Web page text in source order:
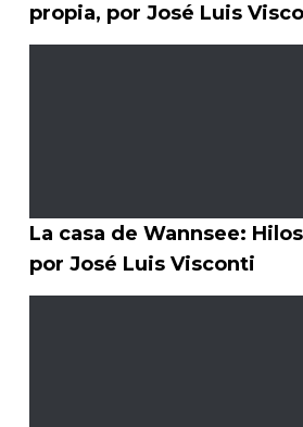
propia, por José Luis
La casa de Wannsee:
por José Luis Visconti